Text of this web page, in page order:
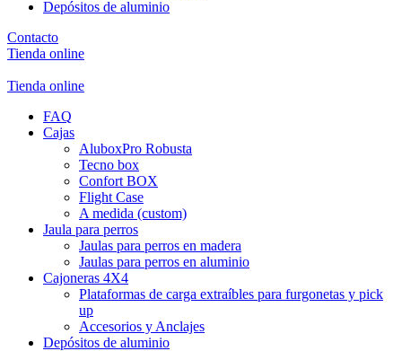
Depósitos de aluminio
Contacto
Tienda online
Tienda online
FAQ
Cajas
AluboxPro Robusta
Tecno box
Confort BOX
Flight Case
A medida (custom)
Jaula para perros
Jaulas para perros en madera
Jaulas para perros en aluminio
Cajoneras 4X4
Plataformas de carga extraíbles para furgonetas y pick
up
Accesorios y Anclajes
Depósitos de aluminio